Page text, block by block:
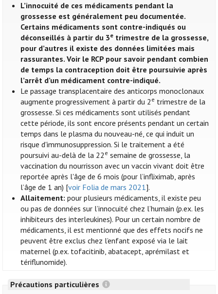
L’innocuité de ces médicaments pendant la
grossesse est généralement peu documentée.
Certains médicaments sont contre-indiqués ou
déconseillés à partir du 3e trimestre de la grossesse,
pour d’autres il existe des données limitées mais
rassurantes. Voir le RCP pour savoir pendant combien
de temps la contraception doit être poursuivie après
l’arrêt d’un médicament contre-indiqué.
Le passage transplacentaire des anticorps monoclonaux
augmente progressivement à partir du 2 e trimestre de la
grossesse. Si ces médicaments sont utilisés pendant
cette période, ils sont encore présents pendant un certain
temps dans le plasma du nouveau-né, ce qui induit un
risque d'immunosuppression. Si le traitement a été
poursuivi au-delà de la 22 e semaine de grossesse, la
vaccination du nourrisson avec un vaccin vivant doit être
reportée après l'âge de 6 mois (pour l’infliximab, après
l’âge de 1 an) [voir Folia de mars 2021].
Allaitement: pour plusieurs médicaments, il existe peu
ou pas de données sur l’innocuité chez l’humain (p.ex. les
inhibiteurs des interleukines). Pour un certain nombre de
médicaments, il est mentionné que des effets nocifs ne
peuvent être exclus chez l’enfant exposé via le lait
maternel (p.ex. tofacitinib, abatacept, aprémilast et
tériflunomide).
Précautions particulières